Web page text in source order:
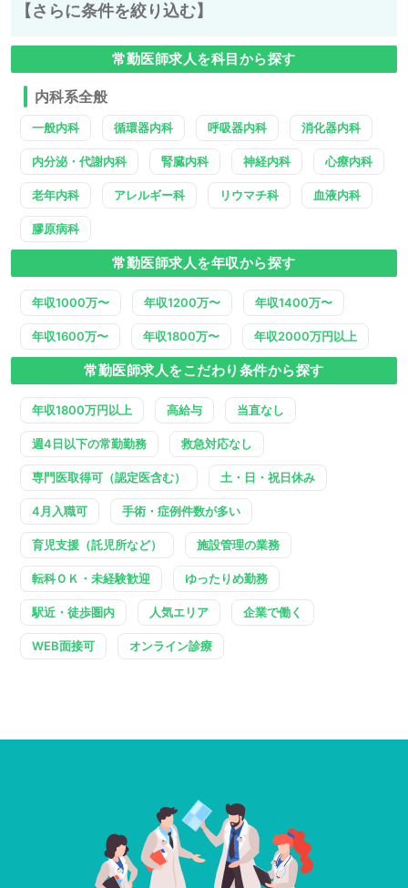
【さらに条件を絞り込む】
常勤医師求人を科目から探す
内科系全般
一般内科 循環器内科 呼吸器内科 消化器内科
内分泌・代謝内科 腎臓内科 神経内科 心療内科
老年内科 アレルギー科 リウマチ科 血液内科
膠原病科
常勤医師求人を年収から探す
年収1000万〜 年収1200万〜 年収1400万〜
年収1600万〜 年収1800万〜 年収2000万円以上
常勤医師求人をこだわり条件から探す
年収1800万円以上 高給与 当直なし
週4日以下の常勤勤務 救急対応なし
専門医取得可（認定医含む） 土・日・祝日休み
4月入職可 手術・症例件数が多い
育児支援（託児所など） 施設管理の業務
転科ＯＫ・未経験歓迎 ゆったりめ勤務
駅近・徒歩圏内 人気エリア 企業で働く
WEB面接可 オンライン診療